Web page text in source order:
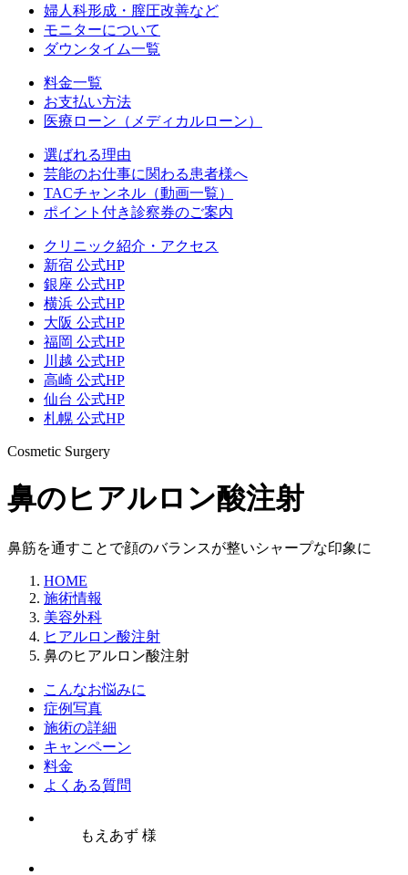
婦人科形成・膣圧改善など
モニターについて
ダウンタイム一覧
料金一覧
お支払い方法
医療ローン（メディカルローン）
選ばれる理由
芸能のお仕事に関わる患者様へ
TACチャンネル（動画一覧）
ポイント付き診察券のご案内
クリニック紹介・アクセス
新宿 公式HP
銀座 公式HP
横浜 公式HP
大阪 公式HP
福岡 公式HP
川越 公式HP
高崎 公式HP
仙台 公式HP
札幌 公式HP
Cosmetic Surgery
鼻のヒアルロン酸注射
鼻筋を通すことで顔のバランスが整いシャープな印象に
HOME
施術情報
美容外科
ヒアルロン酸注射
鼻のヒアルロン酸注射
こんなお悩みに
症例写真
施術の詳細
キャンペーン
料金
よくある質問
もえあず 様